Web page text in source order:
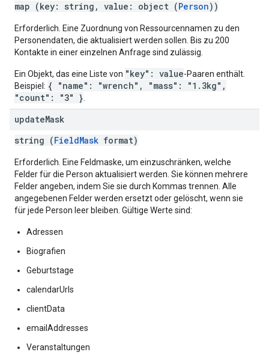
map (key: string, value: object (Person))
Erforderlich. Eine Zuordnung von Ressourcennamen zu den
Personendaten, die aktualisiert werden sollen. Bis zu 200
Kontakte in einer einzelnen Anfrage sind zulässig.
Ein Objekt, das eine Liste von "key": value-Paaren enthält.
Beispiel: { "name": "wrench", "mass": "1.3kg",
"count": "3" }
updateMask
string (FieldMask format)
Erforderlich. Eine Feldmaske, um einzuschränken, welche
Felder für die Person aktualisiert werden. Sie können mehrere
Felder angeben, indem Sie sie durch Kommas trennen. Alle
angegebenen Felder werden ersetzt oder gelöscht, wenn sie
für jede Person leer bleiben. Gültige Werte sind:
Adressen
Biografien
Geburtstage
calendarUrls
clientData
emailAddresses
Veranstaltungen